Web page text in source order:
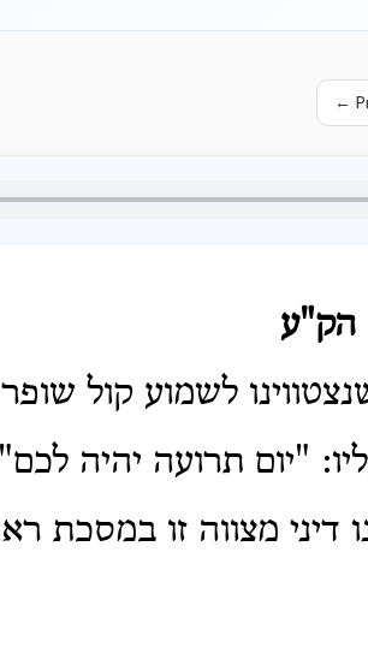
←
הק"ע
לשמוע קול
"יום תרועה יהיה
דיני מצווה זו במסכת